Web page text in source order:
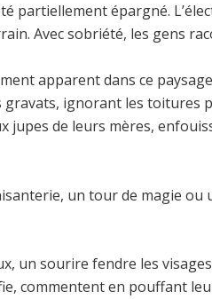
partiellement épargné.
Avec sobriété, les gens
apparent dans ce
ignorant les toitures
jupes de leurs mères,
un tour de magie
un sourire fendre les
commentent en pouffant